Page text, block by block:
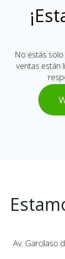
No estás
ventas están
Av. Garcilaso